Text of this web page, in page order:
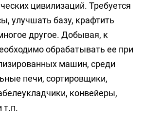
цивилизаций. Требуется
улучшать базу, крафтить
другое. Добывая, к
обрабатывать ее при
машин, среди
печи, сортировщики,
конвейеры,
т.п.